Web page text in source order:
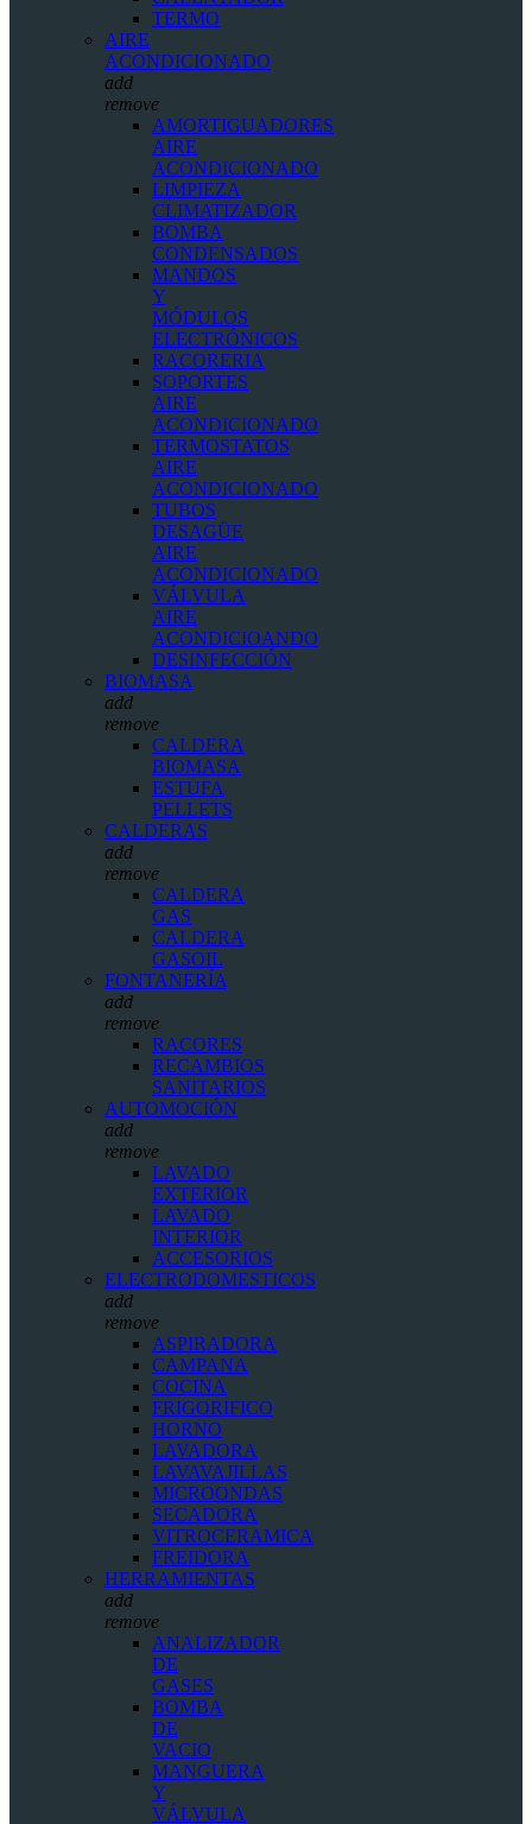
TERMO
AIRE
ACONDICIONADO
add
remove
AMORTIGUADORES
AIRE
ACONDICIONADO
LIMPIEZA
CLIMATIZADOR
BOMBA
CONDENSADOS
MANDOS
Y
MÓDULOS
ELECTRÓNICOS
RACORERIA
SOPORTES
AIRE
ACONDICIONADO
TERMOSTATOS
AIRE
ACONDICIONADO
TUBOS
DESAGÜE
AIRE
ACONDICIONADO
VÁLVULA
AIRE
ACONDICIOANDO
DESINFECCIÓN
BIOMASA
add
remove
CALDERA
BIOMASA
ESTUFA
PELLETS
CALDERAS
add
remove
CALDERA
GAS
CALDERA
GASOIL
FONTANERÍA
add
remove
RACORES
RECAMBIOS
SANITARIOS
AUTOMOCIÓN
add
remove
LAVADO
EXTERIOR
LAVADO
INTERIOR
ACCESORIOS
ELECTRODOMESTICOS
add
remove
ASPIRADORA
CAMPANA
COCINA
FRIGORIFICO
HORNO
LAVADORA
LAVAVAJILLAS
MICROONDAS
SECADORA
VITROCERAMICA
FREIDORA
HERRAMIENTAS
add
remove
ANALIZADOR
DE
GASES
BOMBA
DE
VACIO
MANGUERA
Y
VÁLVULA